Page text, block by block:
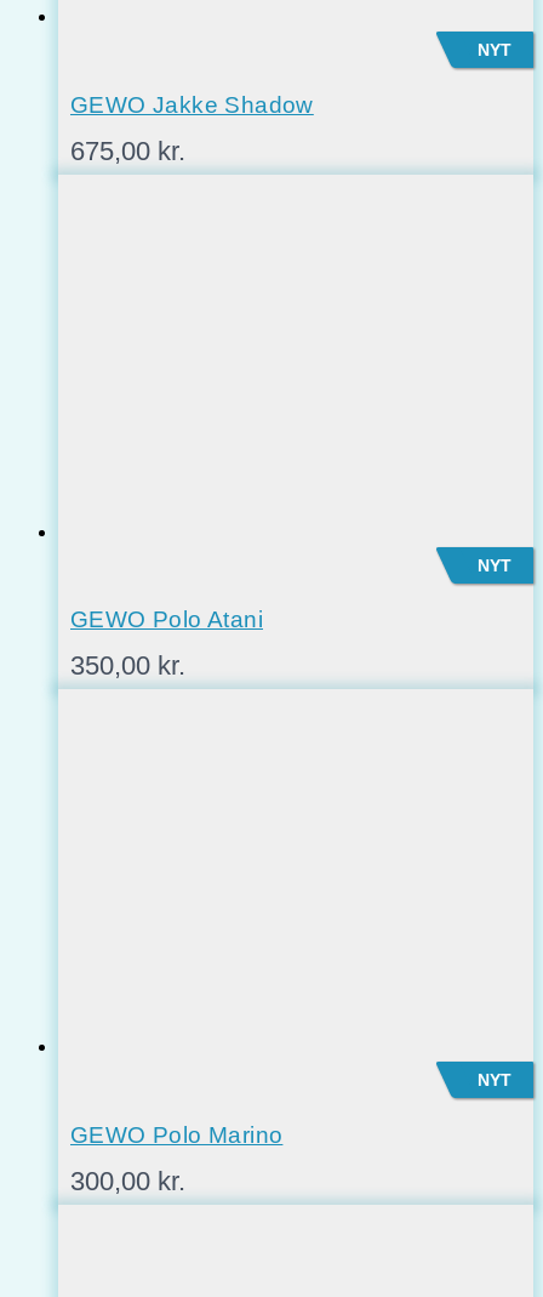
NYT
GEWO Jakke Shadow
675,00 kr.
NYT
GEWO Polo Atani
350,00 kr.
NYT
GEWO Polo Marino
300,00 kr.